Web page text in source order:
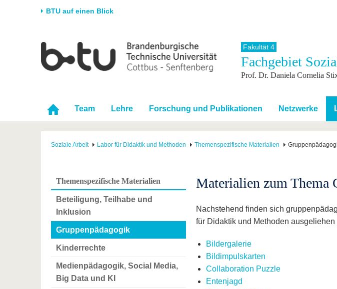
BTU auf einen Blick
Universität
Karriere & Engagement
Partnerschaften &
Strukturwandel
Forschung
Förderung
Wissenschaftlicher
Nachwuchs
Studium
Studienangebot
Im Studium
Nach dem Studium
International
Internationales
Mit der BTU
Für
Studierende
Kontakt
Fakultät 4
Fachgebiet
Prof. Dr. Daniela Cornelia
Team Lehre Forschung und Publikationen Netzwerke
Soziale Arbeit Labor für Didaktik und Methoden Themenspezifische Materialien
Themenspezifische Materialien
Beteiligung, Teilhabe und
Inklusion
Gruppenpädagogik
Kinderrechte
Medienpädagogik, Social Media,
Big Data und KI
Materialien zum Thema
Nachstehend finden sich
für Didaktik und Methoden
Bildergalerie
Bildimpulskarten
Collaboration Puzzle
Entenjagd